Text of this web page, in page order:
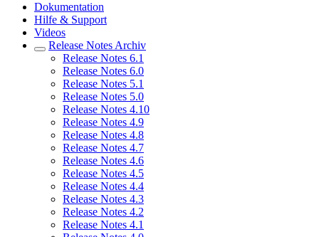
Dokumentation
Hilfe & Support
Videos
Release Notes Archiv
Release Notes 6.1
Release Notes 6.0
Release Notes 5.1
Release Notes 5.0
Release Notes 4.10
Release Notes 4.9
Release Notes 4.8
Release Notes 4.7
Release Notes 4.6
Release Notes 4.5
Release Notes 4.4
Release Notes 4.3
Release Notes 4.2
Release Notes 4.1